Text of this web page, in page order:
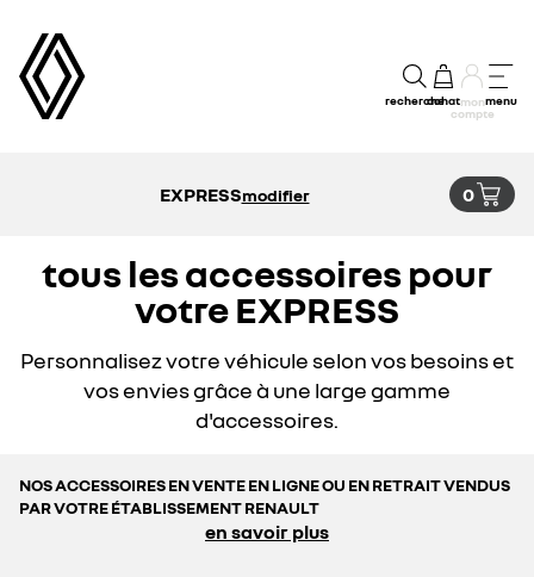
rechercheachatmon
compte
menu
EXPRESSmodifier 0
tous les accessoires pour
votre EXPRESS
Personnalisez votre véhicule selon vos besoins et
vos envies grâce à une large gamme
d'accessoires.
NOS ACCESSOIRES EN VENTE EN LIGNE OU EN RETRAIT VENDUS
PAR VOTRE ÉTABLISSEMENT RENAULT
en savoir plus